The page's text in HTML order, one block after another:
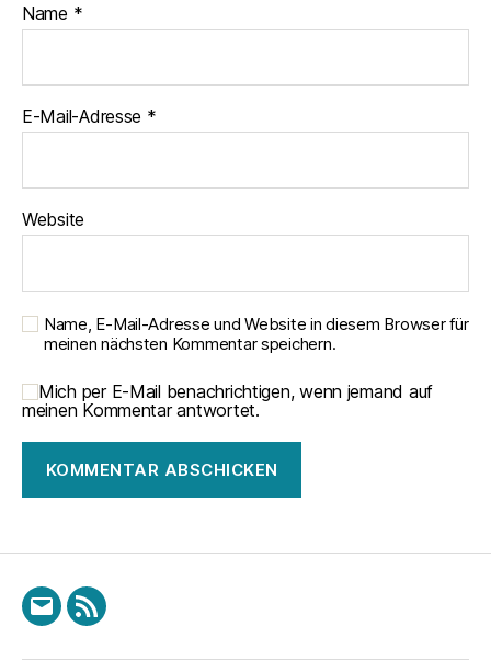
Name *
E-Mail-Adresse *
Website
Name, E-Mail-Adresse und Website in diesem Browser für
meinen nächsten Kommentar speichern.
Mich per E-Mail benachrichtigen, wenn jemand auf
meinen Kommentar antwortet.
E-
RSS